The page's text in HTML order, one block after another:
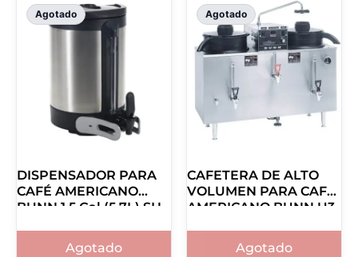
Agotado
DISPENSADOR PARA
CAFÉ AMERICANO
BUNN 1.5 Gal (5.7L) SH
Agotado
Agotado
CAFETERA DE ALTO
VOLUMEN PARA CAFÉ
AMERICANO BUNN U3
Agotado